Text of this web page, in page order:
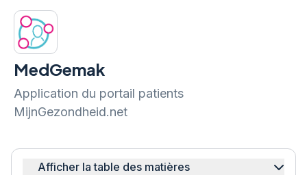
MedGemak
Application du portail patients
MijnGezondheid.net
Afficher la table des matières